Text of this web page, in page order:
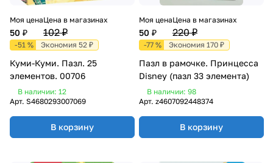
Моя цена
50 ₽
Цена в магазинах
102 ₽
-51 % Экономия 52 ₽
Куми-Куми. Пазл. 25
элементов. 00706
В наличии: 12
Арт. S4680293007069
В корзину
Моя цена
50 ₽
Цена в магазинах
220 ₽
-77 % Экономия 170 ₽
Пазл в рамочке. Принцесса
Disney (пазл 33 элемента)
В наличии: 98
Арт. z4607092448374
В корзину